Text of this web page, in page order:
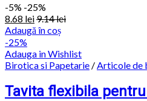
-5% -25%
8.68 lei9.14lei
Adaugă în coș
-25%
Adauga in Wishlist
Birotica si Papetarie / Articole de
Tavita flexibila